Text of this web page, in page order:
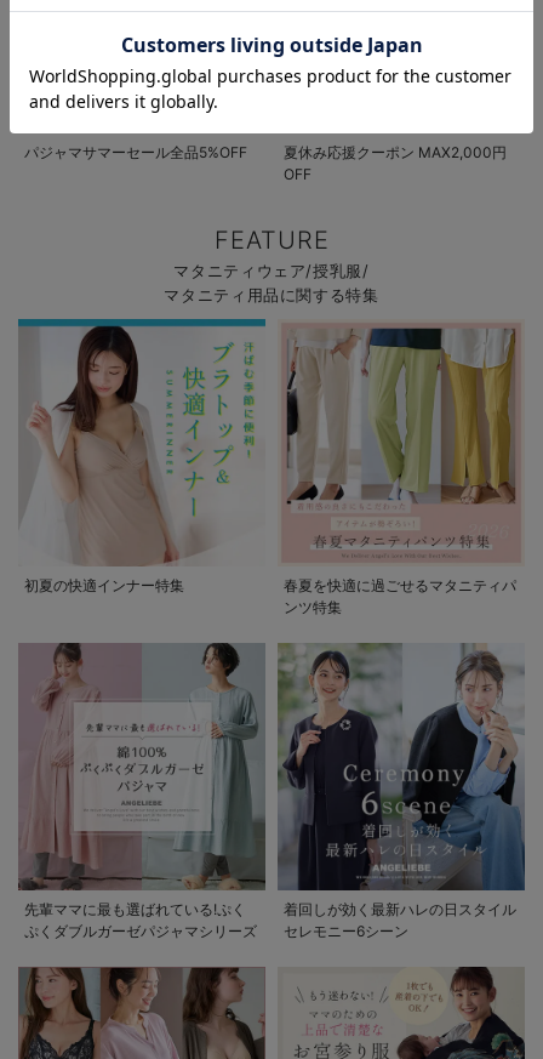
お気に入り商品を確認する
パジャマサマーセール全品5%OFF
夏休み応援クーポン MAX2,000円
OFF
FEATURE
マタニティウェア/授乳服/
マタニティ用品に関する特集
初夏の快適インナー特集
春夏を快適に過ごせるマタニティパ
ンツ特集
先輩ママに最も選ばれている!ぷく
ぷくダブルガーゼパジャマシリーズ
着回しが効く最新ハレの日スタイル
セレモニー6シーン